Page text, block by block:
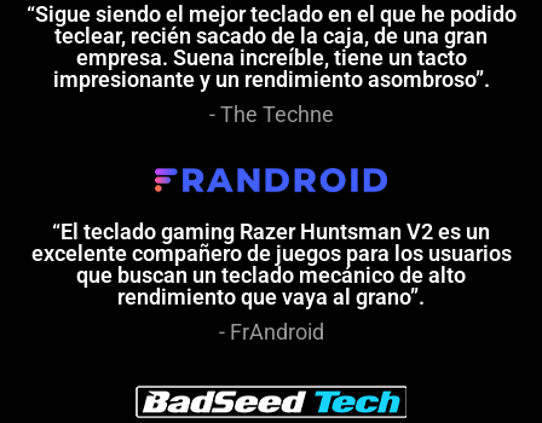
“Sigue siendo el mejor teclado en el que he podido
teclear, recién sacado de la caja, de una gran
empresa. Suena increíble, tiene un tacto
impresionante y un rendimiento asombroso”.
- The Techne
“El teclado gaming Razer Huntsman V2 es un
excelente compañero de juegos para los usuarios
que buscan un teclado mecánico de alto
rendimiento que vaya al grano”.
- FrAndroid